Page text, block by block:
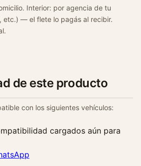
Interior: por agencia de tu
etc.) — el flete lo pagás al recibir.
de este producto
con los siguientes vehículos:
cargados aún para